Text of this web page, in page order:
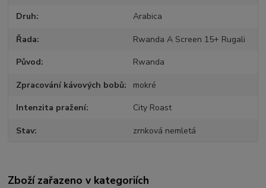
Druh Arabica
Řada Rwanda A Screen 15+ Rugali
Původ Rwanda
Zpracování kávových bobů mokré
Intenzita pražení City Roast
Stav zrnková nemletá
Zboží zařazeno v kategoriích